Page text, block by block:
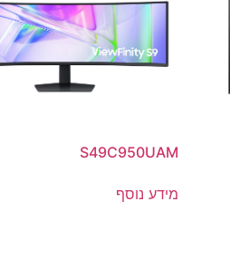
S49C950UAM
מידע נוסף